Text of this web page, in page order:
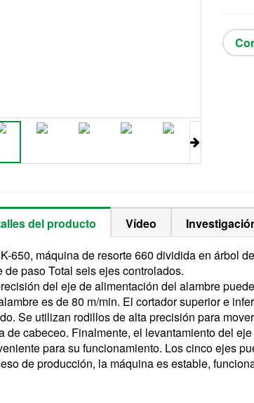
del producto Vídeo
650, máquina de resorte 660 dividida en árbol
de paso Total seis ejes controlados.
del eje de alimentación del alambre
es de 80 m/min. El cortador superior e
Se utilizan rodillos de alta precisión para
de cabeceo. Finalmente, el levantamiento del
para su funcionamiento. Los cinco ejes
de producción, la máquina es estable,